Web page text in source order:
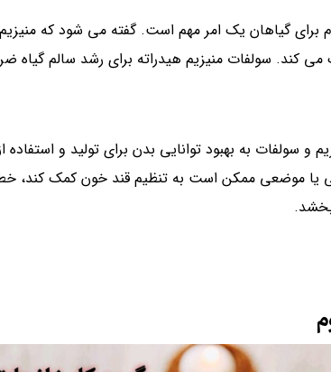
گیاهان یک امر مهم است. گفته می شود که
کند. سولفات منیزیم هیدراته برای رشد سالم گیاه
سولفات به بهبود توانایی بدن برای تولید و
موضعی ممکن است به تنظیم قند خون کمک کند، خطر
بخشد.